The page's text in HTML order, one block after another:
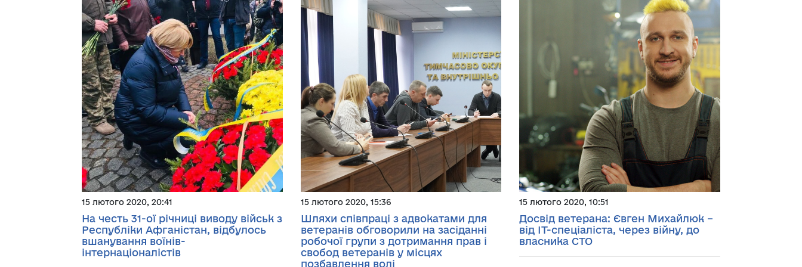
15 лютого 2020, 20:41
На честь 31-ої річниці виводу військ з
Республіки Афганістан, відбулось
вшанування воїнів-
інтернаціоналістів
15 лютого 2020, 15:36
Шляхи співпраці з адвокатами для
ветеранів обговорили на засіданні
робочої групи з дотримання прав і
свобод ветеранів у місцях
позбавлення волі
15 лютого 2020, 10:51
Досвід ветерана: Євген Михайлюк –
від IT-спеціаліста, через війну, до
власника СТО